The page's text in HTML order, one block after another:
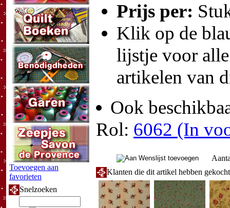
Toevoegen aan
favorieten
Snelzoeken
Prijs per:
Klik op de
lijstje voor
artikelen van
Ook
Rol: 6062 (In
Klanten die dit artikel hebben